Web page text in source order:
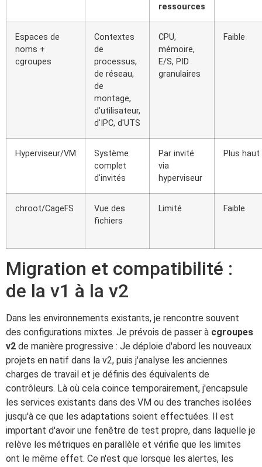
ressources
Espaces de
noms +
cgroupes
Contextes
de
processus,
de réseau,
de
montage,
d'utilisateur,
d'IPC, d'UTS
CPU,
mémoire,
E/S, PID
granulaires
Faible
Hyperviseur/VM
Système
complet
d'invités
Par invité
via
hyperviseur
Plus haut
chroot/CageFS
Vue des
fichiers
Limité Faible
Migration et compatibilité :
de la v1 à la v2
Dans les environnements existants, je rencontre souvent
des configurations mixtes. Je prévois de passer à cgroupes
v2 de manière progressive : Je déploie d'abord les nouveaux
projets en natif dans la v2, puis j'analyse les anciennes
charges de travail et je définis des équivalents de
contrôleurs. Là où cela coince temporairement, j'encapsule
les services existants dans des VM ou des tranches isolées
jusqu'à ce que les adaptations soient effectuées. Il est
important d'avoir une fenêtre de test propre, dans laquelle je
relève les métriques en parallèle et vérifie que les limites
ont le même effet. Ce n'est que lorsque les alertes, les